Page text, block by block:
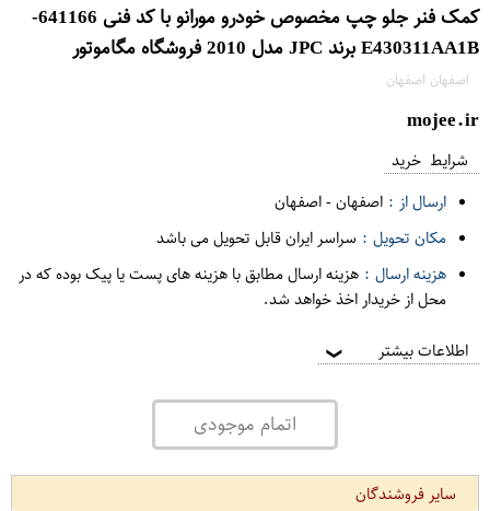
کمک فنر جلو چپ مخصوص خودرو مورانو با کد فنی 641166-
E430311AA1B برند JPC مدل 2010 فروشگاه مگاموتور
اصفهان اصفهان
mojee.ir
شرایط خرید
ارسال از : اصفهان-اصفهان
مکان تحویل : سراسر ایران قابل تحویل می باشد
هزینه ارسال : هزینه ارسال مطابق با هزینه های پست یا پیک بوده که در
محل از خریدار اخذ خواهد شد.
اطلاعات بیشتر ❯
اتمام موجودی
سایر فروشندگان